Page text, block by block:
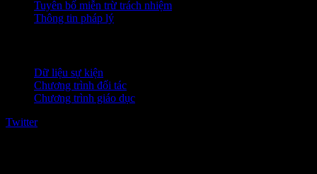
Tuyên bố miễn trừ trách nhiệm
Thông tin pháp lý
Dữ liệu sự kiện
Chương trình đối tác
Chương trình giáo dục
Twitter